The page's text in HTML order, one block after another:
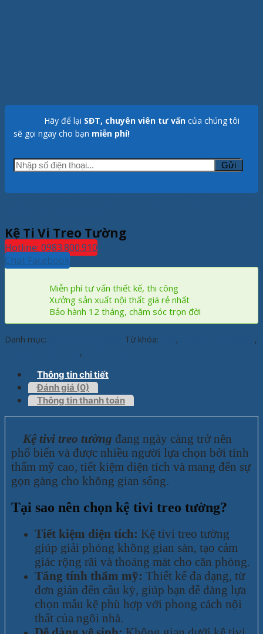
Hãy để lại SĐT, chuyên viên tư vấn của chúng tôi
sẽ gọi ngay cho bạn miễn phí!
Kệ Ti Vi Treo Tường
Hotline: 0983.800.910
Chat Facebook
Miễn phí tư vấn thiết kế, thi công
Xưởng sản xuất nội thất giá rẻ nhất
Bảo hành 12 tháng, chăm sóc trọn đời
Danh mục: Từ khóa: ,
,
,
Thông tin chi tiết
Đánh giá (0)
Thông tin thanh toán
Kệ tivi treo tường đang ngày càng trở nên
phổ biến và được nhiều người lựa chọn bởi tính
thẩm mỹ cao, tiết kiệm diện tích và mang đến sự
gọn gàng cho không gian sống.
Tại sao nên chọn kệ tivi treo tường?
Tiết kiệm diện tích: Kệ tivi treo tường
giúp giải phóng không gian sàn, tạo cảm
giác rộng rãi và thoáng mát cho căn phòng.
Tăng tính thẩm mỹ: Thiết kế đa dạng, từ
đơn giản đến cầu kỳ, giúp bạn dễ dàng lựa
chọn mẫu kệ phù hợp với phong cách nội
thất của ngôi nhà.